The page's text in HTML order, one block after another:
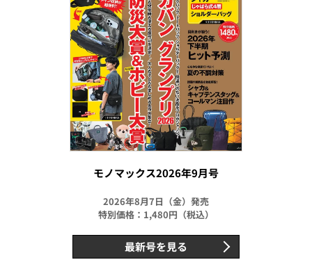
モノマックス2026年9月号
2026年8月7日（金）発売
特別価格：1,480円（税込）
最新号を見る